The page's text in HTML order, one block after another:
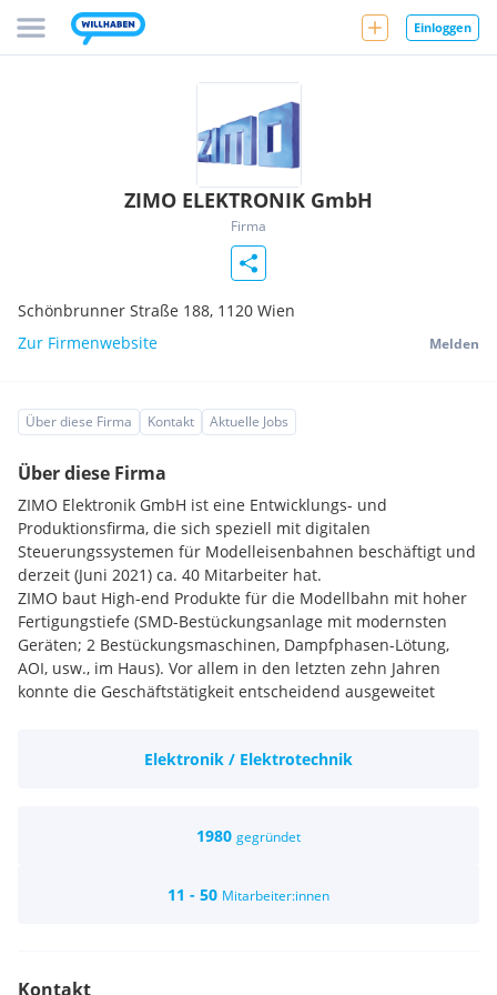
Einloggen
ZIMO ELEKTRONIK GmbH
Firma
Schönbrunner Straße 188, 1120 Wien
Zur Firmenwebsite
Melden
Über diese Firma Kontakt Aktuelle Jobs
Über diese Firma
ZIMO Elektronik GmbH ist eine Entwicklungs- und
Produktionsfirma, die sich speziell mit digitalen
Steuerungssystemen für Modelleisenbahnen beschäftigt und
derzeit (Juni 2021) ca. 40 Mitarbeiter hat.
ZIMO baut High-end Produkte für die Modellbahn mit hoher
Fertigungstiefe (SMD-Bestückungsanlage mit modernsten
Geräten; 2 Bestückungsmaschinen, Dampfphasen-Lötung,
AOI, usw., im Haus). Vor allem in den letzten zehn Jahren
konnte die Geschäftstätigkeit entscheidend ausgeweitet
Unternehmen der Modellbahnindustrie mit Decodern und
Fachhändler in zahlreichen Ländern Europas und Amerikas
Produktspektrum der Branche, viele weitere Produkte sind in
Elektronik / Elektrotechnik
1980 gegründet
11 - 50 Mitarbeiter:innen
Kontakt